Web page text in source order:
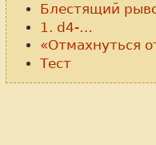
Блестящий
1. d4-…
«Отмахнуться
Тест